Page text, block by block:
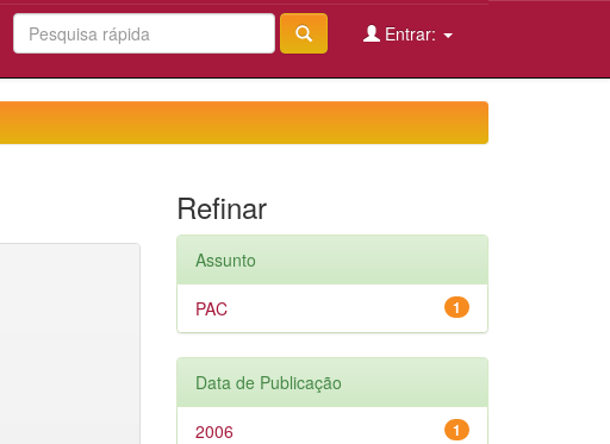
Entrar:
Refinar
Assunto
1
PAC
Data de Publicação
1
2006